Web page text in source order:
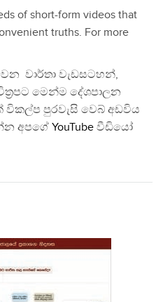
of short-form videos that
truths. For more
වාර්තා වැඩසටහන්,
මෙන්ම දේශපාලන
විකල්ප පුරවැසි වෙබ් අඩවිය
අපගේ YouTube වීඩියෝ